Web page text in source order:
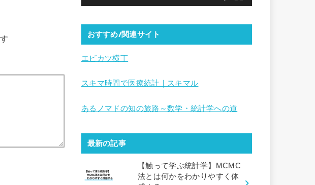
おすすめ/関連サイト
エビカツ横丁
スキマ時間で医療統計｜スキマル
あるノマドの知の旅路～数学・統計学への道
最新の記事
【触って学ぶ統計学】MCMC
法とは何かをわかりやすく体